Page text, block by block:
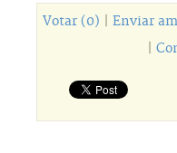
Votar (0) Enviar